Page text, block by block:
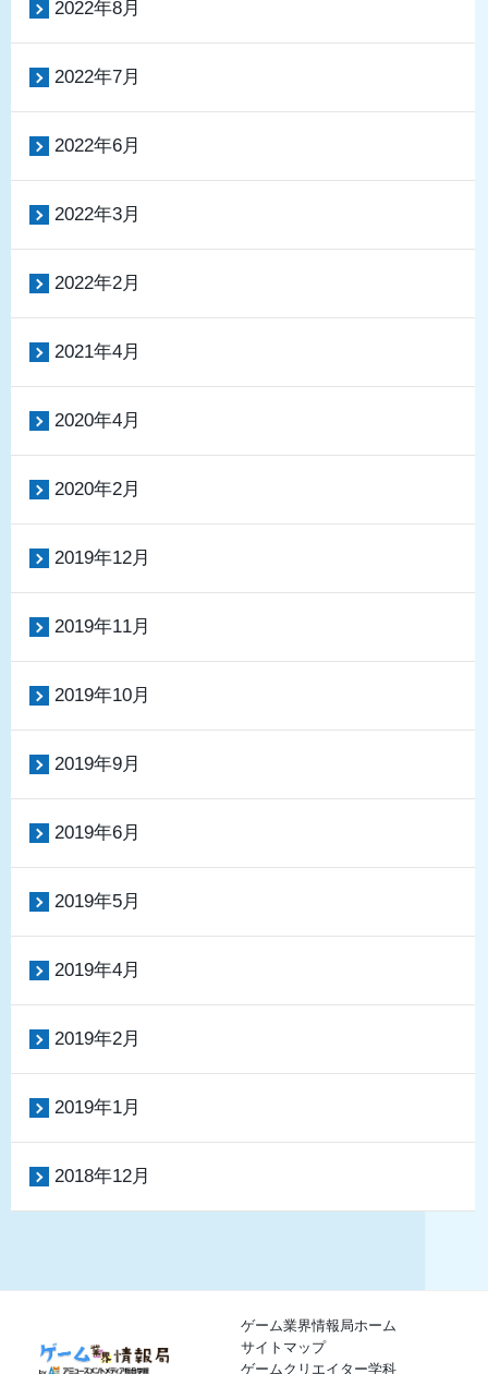
2022年8月
2022年7月
2022年6月
2022年3月
2022年2月
2021年4月
2020年4月
2020年2月
2019年12月
2019年11月
2019年10月
2019年9月
2019年6月
2019年5月
2019年4月
2019年2月
2019年1月
2018年12月
ゲーム業界情報局ホーム
サイトマップ
ゲームクリエイター学科